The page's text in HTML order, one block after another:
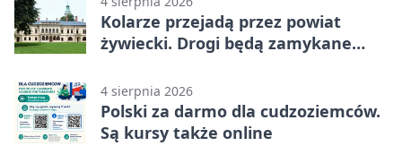
Kolarze przejadą przez powiat
żywiecki. Drogi będą zamykane
4 sierpnia 2026
Polski za darmo dla cudzoziemców.
Są kursy także online